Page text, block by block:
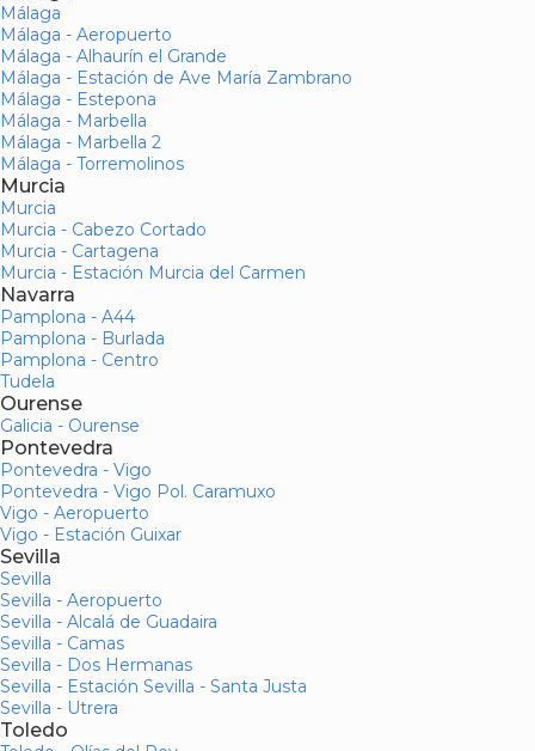
Málaga
Málaga - Aeropuerto
Málaga - Alhaurín el Grande
Málaga - Estación de Ave María Zambrano
Málaga - Estepona
Málaga - Marbella
Málaga - Marbella 2
Málaga - Torremolinos
Murcia
Murcia
Murcia - Cabezo Cortado
Murcia - Cartagena
Murcia - Estación Murcia del Carmen
Navarra
Pamplona - A44
Pamplona - Burlada
Pamplona - Centro
Tudela
Ourense
Galicia - Ourense
Pontevedra
Pontevedra - Vigo
Pontevedra - Vigo Pol. Caramuxo
Vigo - Aeropuerto
Vigo - Estación Guixar
Sevilla
Sevilla
Sevilla - Aeropuerto
Sevilla - Alcalá de Guadaira
Sevilla - Camas
Sevilla - Dos Hermanas
Sevilla - Estación Sevilla - Santa Justa
Sevilla - Utrera
Toledo